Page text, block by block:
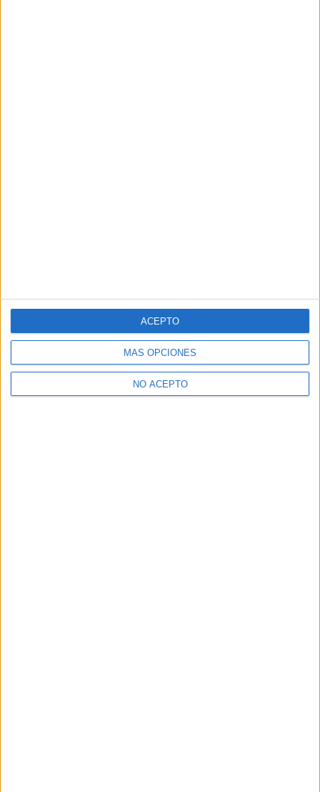
MÁS OPCIONES
NO ACEPTO
ACEPTO